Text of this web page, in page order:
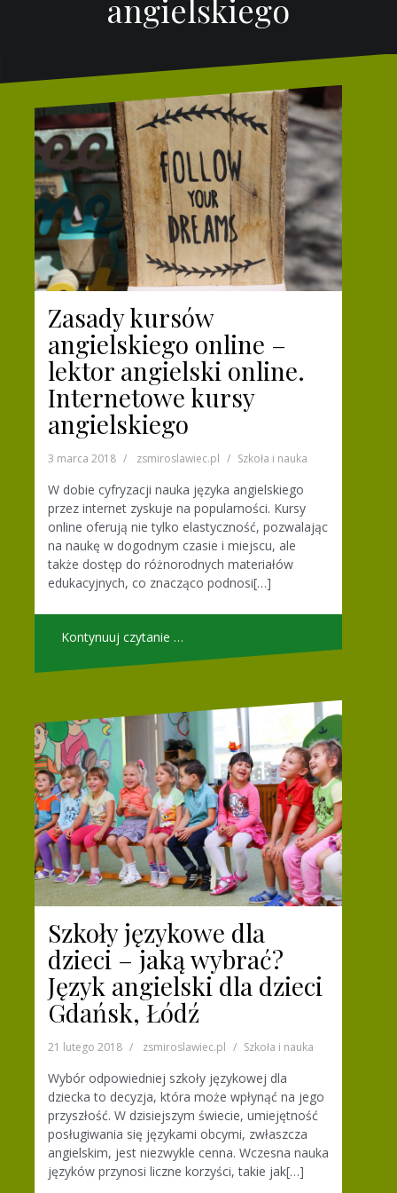
angielskiego
Zasady kursów
angielskiego online –
lektor angielski online.
Internetowe kursy
angielskiego
3 marca 2018 zsmiroslawiec.pl Szkoła i nauka
W dobie cyfryzacji nauka języka angielskiego
przez internet zyskuje na popularności. Kursy
online oferują nie tylko elastyczność, pozwalając
na naukę w dogodnym czasie i miejscu, ale
także dostęp do różnorodnych materiałów
edukacyjnych, co znacząco podnosi[…]
Kontynuuj czytanie …
Szkoły językowe dla
dzieci – jaką wybrać?
Język angielski dla dzieci
Gdańsk, Łódź
21 lutego 2018 zsmiroslawiec.pl Szkoła i nauka
Wybór odpowiedniej szkoły językowej dla
dziecka to decyzja, która może wpłynąć na jego
przyszłość. W dzisiejszym świecie, umiejętność
posługiwania się językami obcymi, zwłaszcza
angielskim, jest niezwykle cenna. Wczesna nauka
języków przynosi liczne korzyści, takie jak[…]